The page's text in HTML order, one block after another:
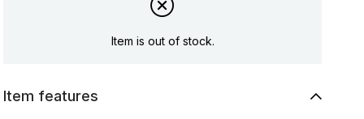
Item is out of stock.
Item features